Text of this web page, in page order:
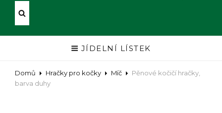
JÍDELNÍ LÍSTEK
Domů Hračky pro kočky Míč
Pěnové kočičí hračky,
barva duhy